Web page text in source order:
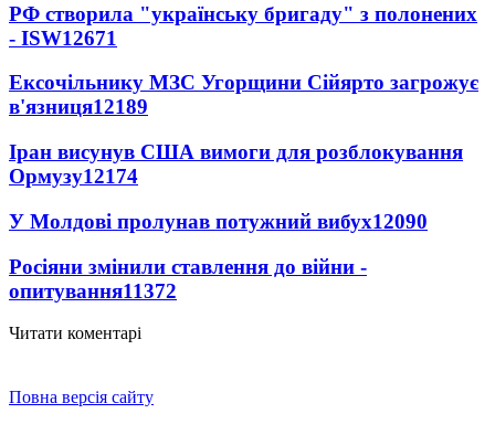
РФ створила "українську бригаду" з полонених
- ISW12671
Ексочільнику МЗС Угорщини Сійярто загрожує
в'язниця12189
Іран висунув США вимоги для розблокування
Ормузу12174
У Молдові пролунав потужний вибух12090
Росіяни змінили ставлення до війни -
опитування11372
Читати коментарі
Повна версія сайту